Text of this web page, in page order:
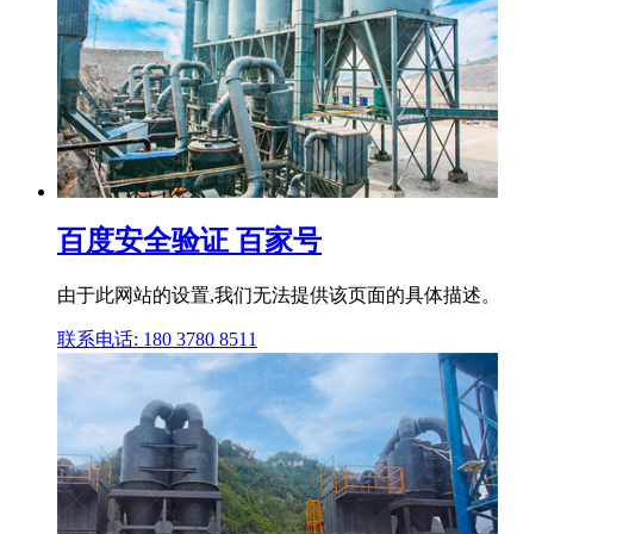
百度安全验证 百家号
由于此网站的设置,我们无法提供该页面的具体描述。
联系电话: 180 3780 8511